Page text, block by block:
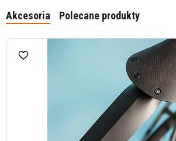
Akcesoria Polecane produkty